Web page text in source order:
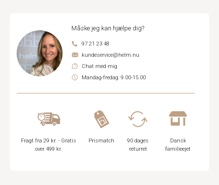
Måske jeg kan hjælpe dig?
97 21 23 48
kundeservice@helm.nu
Chat med mig
Mandag-fredag: 9.00-15.00
Fragt fra 29 kr. - Gratis
over 499 kr.
Prismatch
90 dages
returret
Dansk
familieejet